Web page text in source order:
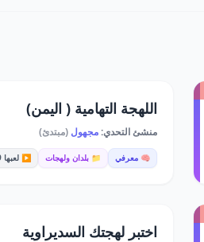
اللهجة التهامية ( اليمن)
منشئ التحدي:مجهول(مبتدئ)
🧠 معرفي 📁 بلدان ولهجات ▶️ لعبها 919
اختبر لهجتك السديراوية